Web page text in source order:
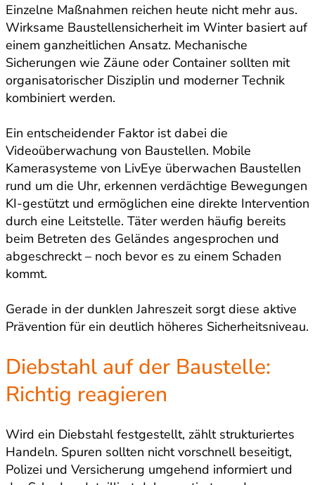
Einzelne Maßnahmen reichen heute nicht mehr aus.
Wirksame Baustellensicherheit im Winter basiert auf
einem ganzheitlichen Ansatz. Mechanische
Sicherungen wie Zäune oder Container sollten mit
organisatorischer Disziplin und moderner Technik
kombiniert werden.
Ein entscheidender Faktor ist dabei die
Videoüberwachung von Baustellen. Mobile
Kamerasysteme von LivEye überwachen Baustellen
rund um die Uhr, erkennen verdächtige Bewegungen
KI-gestützt und ermöglichen eine direkte Intervention
durch eine Leitstelle. Täter werden häufig bereits
beim Betreten des Geländes angesprochen und
abgeschreckt – noch bevor es zu einem Schaden
kommt.
Gerade in der dunklen Jahreszeit sorgt diese aktive
Prävention für ein deutlich höheres Sicherheitsniveau.
Diebstahl auf der Baustelle:
Richtig reagieren
Wird ein Diebstahl festgestellt, zählt strukturiertes
Handeln. Spuren sollten nicht vorschnell beseitigt,
Polizei und Versicherung umgehend informiert und